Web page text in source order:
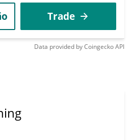
Trade
Data provided byCoingeckoAPI